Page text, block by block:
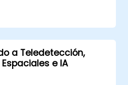
espacial para resolver
del mundo real.
geoestadístico para una
de los datos.
datos externas y
a Teledetección,
e IA